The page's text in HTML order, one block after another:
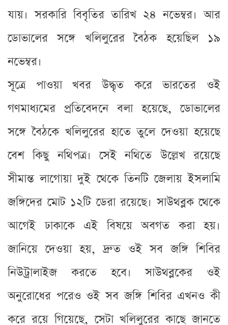
যায়। সরকারি বিবৃতির তারিখ ২৪ নভেম্বর। আর
ডোভালের সঙ্গে খলিলুরের বৈঠক হয়েছিল ১৯
নভেম্বর।
সূত্রে পাওয়া খবর উদ্ধৃত করে ভারতের ওই
গণমাধ্যমের প্রতিবেদনে বলা হয়েছে, ডোভালের
সঙ্গে বৈঠকে খলিলুরের হাতে তুলে দেওয়া হয়েছে
বেশ কিছু নথিপত্র। সেই নথিতে উল্লেখ রয়েছে
সীমান্ত লাগোয়া দুই থেকে তিনটি জেলায় ইসলামি
জঙ্গিদের মোট ১২টি ডেরা রয়েছে। সাউথব্লক থেকে
আগেই ঢাকাকে এই বিষয়ে অবগত করা হয়।
জানিয়ে দেওয়া হয়, দ্রুত ওই সব জঙ্গি শিবির
নিউট্রালাইজ করতে হবে। সাউথব্লকের ওই
অনুরোধের পরেও ওই সব জঙ্গি শিবির এখনও কী
করে রয়ে গিয়েছে, সেটা খলিলুরের কাছে জানতে